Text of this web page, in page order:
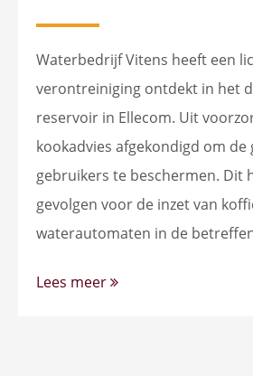
Waterbedrijf Vitens heeft een
verontreiniging ontdekt in het
reservoir in Ellecom. Uit
kookadvies afgekondigd om de
gebruikers te beschermen. Dit
gevolgen voor de inzet van
waterautomaten in de
Lees meer